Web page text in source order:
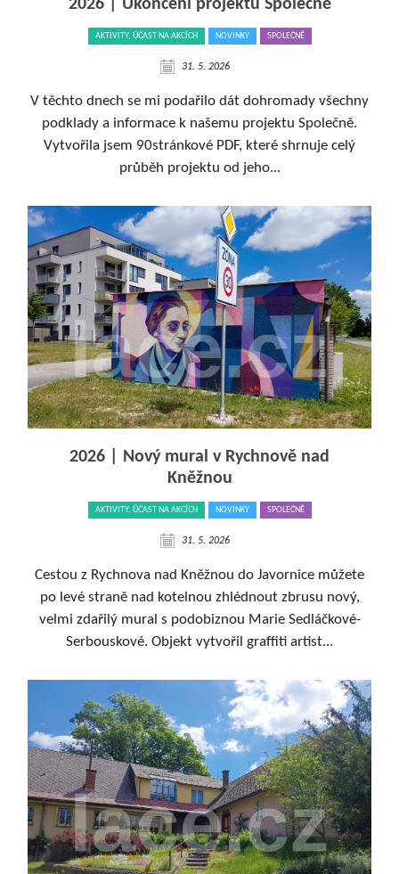
2026 | Ukončení projektu Společně
AKTIVITY, ÚČAST NA AKCÍCH NOVINKY SPOLEČNĚ
31. 5. 2026
V těchto dnech se mi podařilo dát dohromady všechny
podklady a informace k našemu projektu Společně.
Vytvořila jsem 90stránkové PDF, které shrnuje celý
průběh projektu od jeho...
2026 | Nový mural v Rychnově nad
Kněžnou
AKTIVITY, ÚČAST NA AKCÍCH NOVINKY SPOLEČNĚ
31. 5. 2026
Cestou z Rychnova nad Kněžnou do Javornice můžete
po levé straně nad kotelnou zhlédnout zbrusu nový,
velmi zdařilý mural s podobiznou Marie Sedláčkové-
Serbouskové. Objekt vytvořil graffiti artist...